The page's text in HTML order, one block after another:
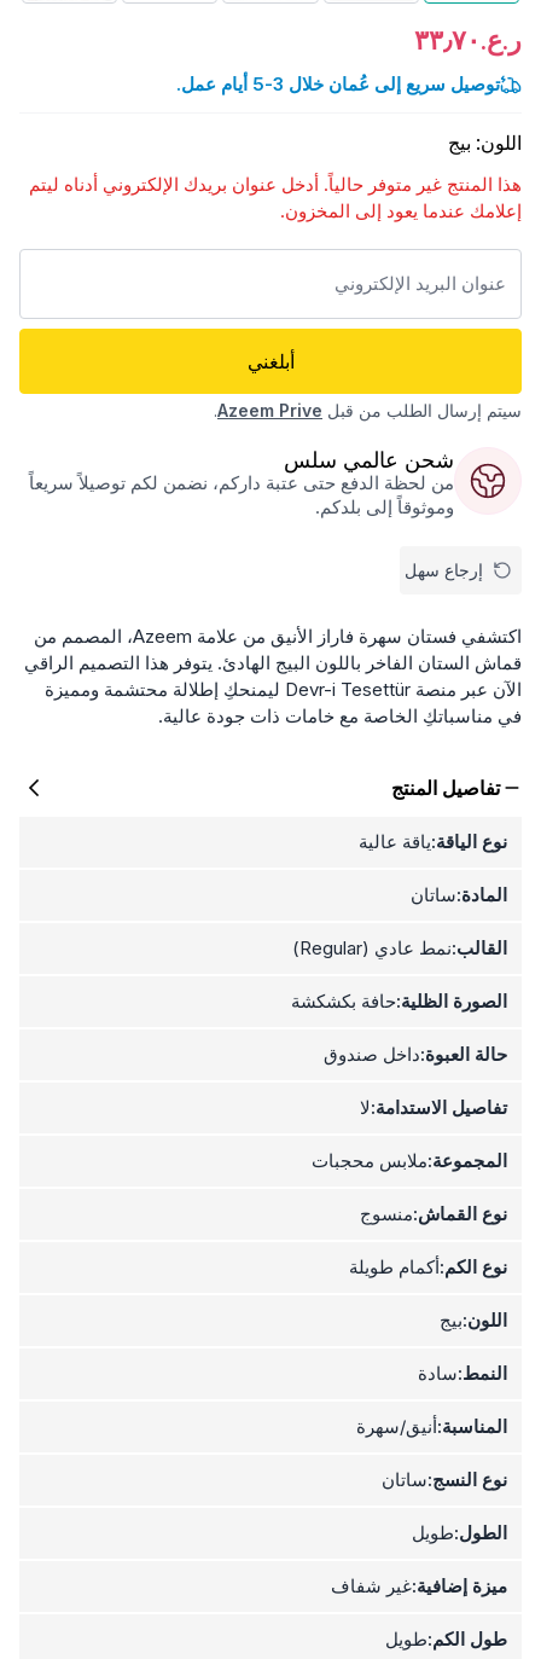
ر.ع.٣٣٫٧٠
توصيل سريع إلى عُمان خلال 3-5 أيام عمل.
اللون: بيج
هذا المنتج غير متوفر حالياً. أدخل عنوان بريدك الإلكتروني أدناه ليتم
إعلامك عندما يعود إلى المخزون.
أبلغني
سيتم إرسال الطلب من قبل Azeem Prive
.
شحن عالمي سلس
من لحظة الدفع حتى عتبة داركم، نضمن لكم توصيلاً سريعاً
وموثوقاً إلى بلدكم.
إرجاع سهل
اكتشفي فستان سهرة فاراز الأنيق من علامة Azeem، المصمم من
قماش الستان الفاخر باللون البيج الهادئ. يتوفر هذا التصميم الراقي
الآن عبر منصة Devr-i Tesettür ليمنحكِ إطلالة محتشمة ومميزة
في مناسباتكِ الخاصة مع خامات ذات جودة عالية.
تفاصيل المنتج
نوع الياقة:ياقة عالية
المادة:ساتان
القالب:نمط عادي (Regular)
الصورة الظلية:حافة بكشكشة
حالة العبوة:داخل صندوق
تفاصيل الاستدامة:لا
المجموعة:ملابس محجبات
نوع القماش:منسوج
نوع الكم:أكمام طويلة
اللون:بيج
النمط:سادة
المناسبة:أنيق/سهرة
نوع النسج:ساتان
الطول:طويل
ميزة إضافية:غير شفاف
طول الكم:طويل